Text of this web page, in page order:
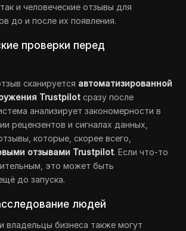
и человеческие отзывы для
до и после их появления.
проверки перед
сканируется автоматизированной
Trustpilot сразу после
анализирует закономерности в
рецензентов и сигналах данных,
которые, скорее всего,
отзывами Trustpilot. Если что-то
это может быть
до запуска.
людей
владельцы бизнеса также могут